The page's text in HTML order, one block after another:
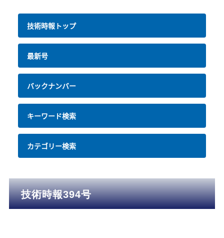
技術時報トップ
最新号
バックナンバー
キーワード検索
カテゴリー検索
技術時報394号